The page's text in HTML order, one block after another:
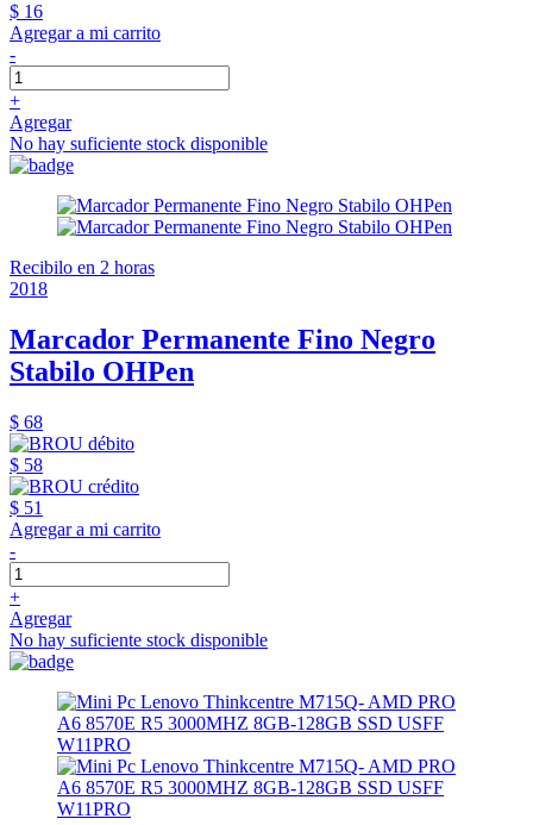
$ 16
Agregar a mi carrito
-
+
Agregar
No hay suficiente stock disponible
Recibilo en 2 horas
2018
Marcador Permanente Fino Negro
Stabilo OHPen
$ 68
$ 58
$ 51
Agregar a mi carrito
-
+
Agregar
No hay suficiente stock disponible